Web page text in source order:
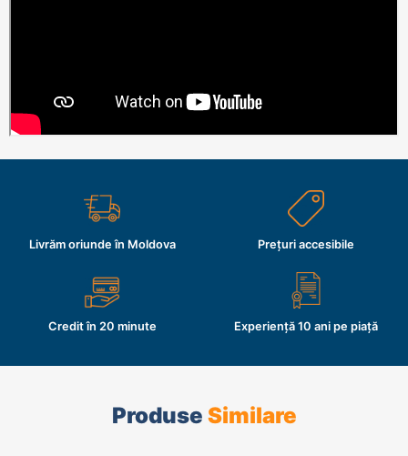
Livrăm oriunde în Moldova Prețuri accesibile
Credit în 20 minute Experiență 10 ani pe piață
Produse Similare